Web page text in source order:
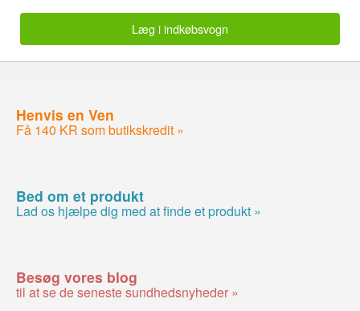
Læg i indkøbsvogn
Henvis en Ven
Få 140 KR som butikskredit »
Bed om et produkt
Lad os hjælpe dig med at finde et produkt »
Besøg vores blog
til at se de seneste sundhedsnyheder »